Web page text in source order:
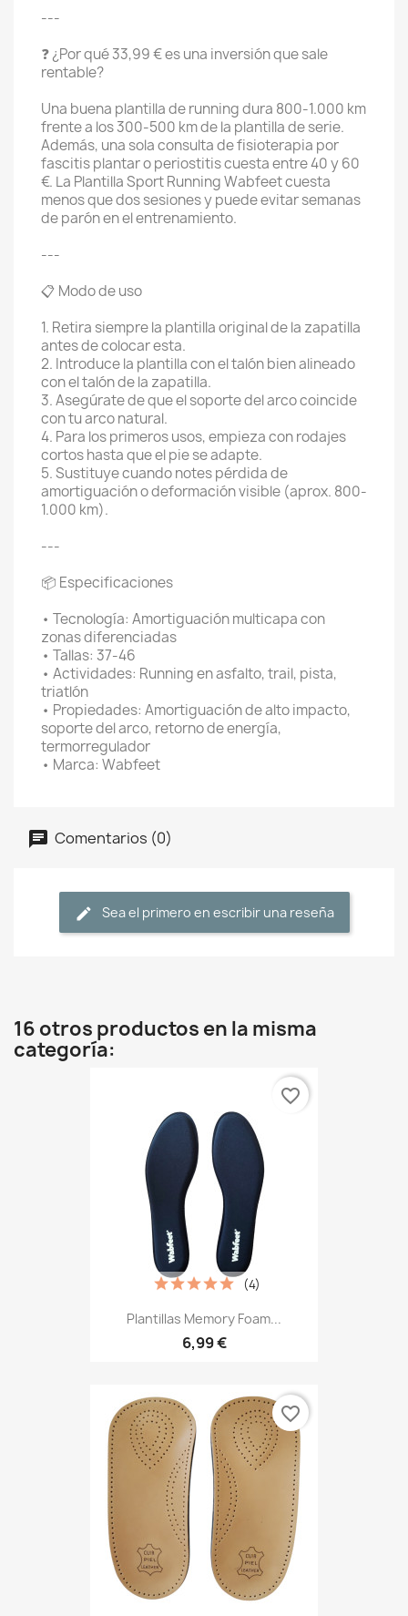
---
❓ ¿Por qué 33,99 € es una inversión que sale
rentable?
Una buena plantilla de running dura 800-1.000 km
frente a los 300-500 km de la plantilla de serie.
Además, una sola consulta de fisioterapia por
fascitis plantar o periostitis cuesta entre 40 y 60
€. La Plantilla Sport Running Wabfeet cuesta
menos que dos sesiones y puede evitar semanas
de parón en el entrenamiento.
---
📋 Modo de uso
1. Retira siempre la plantilla original de la zapatilla
antes de colocar esta.
2. Introduce la plantilla con el talón bien alineado
con el talón de la zapatilla.
3. Asegúrate de que el soporte del arco coincide
con tu arco natural.
4. Para los primeros usos, empieza con rodajes
cortos hasta que el pie se adapte.
5. Sustituye cuando notes pérdida de
amortiguación o deformación visible (aprox. 800-
1.000 km).
---
📦 Especificaciones
• Tecnología: Amortiguación multicapa con
zonas diferenciadas
• Tallas: 37-46
• Actividades: Running en asfalto, trail, pista,
triatlón
• Propiedades: Amortiguación de alto impacto,
soporte del arco, retorno de energía,
termorregulador
• Marca: Wabfeet
Comentarios (0)
Sea el primero en escribir una reseña
16 otros productos en la misma
categoría:
Plantillas Memory Foam...
6,99 €
(4)
favorite_border
favorite_border